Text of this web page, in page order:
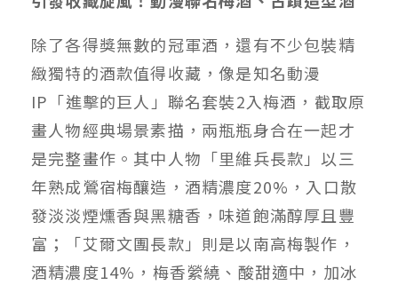
除了各得獎無數的冠軍酒，還有不少包裝精
緻獨特的酒款值得收藏，像是知名動漫
IP「進擊的巨人」聯名套裝2入梅酒，截取原
畫人物經典場景素描，兩瓶瓶身合在一起才
是完整畫作。其中人物「里維兵長款」以三
年熟成鶯宿梅釀造，酒精濃度20%，入口散
發淡淡煙燻香與黑糖香，味道飽滿醇厚且豐
富；「艾爾文團長款」則是以南高梅製作，
酒精濃度14%，梅香縈繞、酸甜適中，加冰